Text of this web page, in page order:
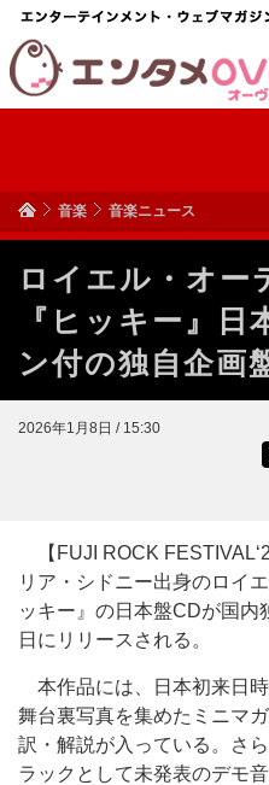
音楽 音楽ニュース
ロイエル・オー
『ヒッキー』日
ン付の独自企画
2026年1月8日 / 15:30
【FUJI ROCK
リア・シドニー出身のロイ
ッキー』の日本盤CDが国
日にリリースされる。
本作品には、日本初来日
舞台裏写真を集めたミニマ
訳・解説が入っている。さ
ラックとして未発表のデモ